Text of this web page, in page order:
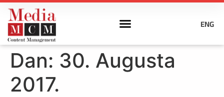
ENG
Dan: 30. Augusta
2017.